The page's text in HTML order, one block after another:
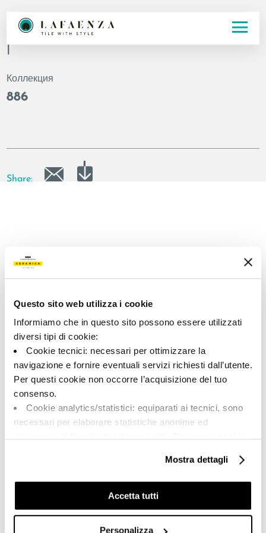
Questo sito web utilizza i cookie
Informiamo che in questo sito possono essere utilizzati
diversi tipi di cookie:
Cookie tecnici: necessari per ottimizzare la
navigazione e fornire eventuali servizi richiesti dall’utente.
Per questi cookie non occorre l’acquisizione del tuo
consenso.
Cookie analytics/statistici: equiparati ai tecnici, sono
necessari per elaborare statistiche anonime ed
Cookie di profilazione/marketing: sono utilizzati, solo
previo tuo consenso, per esaminare le tue abitudini di
navigazione e mostrarti quindi avvisi pubblicitari mirati, in
linea con le tue preferenze.
Mostra dettagli
Accetta tutti
Personalizza
Код
|
Коллекция
886
Share:
A brand of Cooperativa Ceramica d’Imola
Tel: +39 0542 601601
СЕРТИФИКАЦИЯ
КОЛЛЕКЦИИ